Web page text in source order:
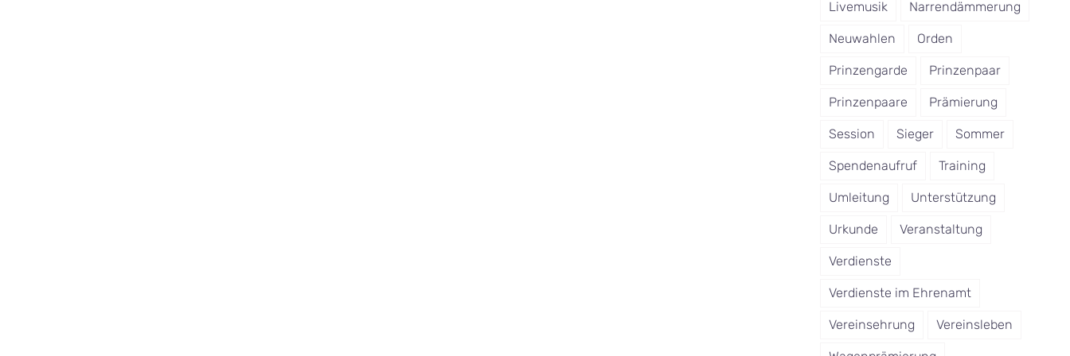
Livemusik Narrendämmerung
Neuwahlen Orden
Prinzengarde Prinzenpaar
Prinzenpaare Prämierung
Session Sieger Sommer
Spendenaufruf Training
Umleitung Unterstützung
Urkunde Veranstaltung
Verdienste
Verdienste im Ehrenamt
Vereinsehrung Vereinsleben